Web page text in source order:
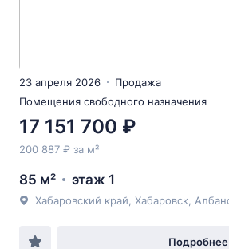
23 апреля 2026
Продажа
Помещения свободного назначения
17 151 700 ₽
200 887 ₽ за м²
85 м² этаж 1
Хабаровский край, Хабаровск,
Подробнее